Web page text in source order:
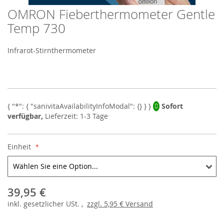
Skip
to
the
of
OMRON Fieberthermometer Gentle
Temp 730
Infrarot-Stirnthermometer
Sofort
verfügbar, Lieferzeit: 1-3 Tage
Einheit
39,95 €
inkl. gesetzlicher USt. , zzgl. 5,95 € Versand